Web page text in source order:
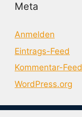
Meta
Anmelden
Eintrags-Feed
Kommentar-Feed
WordPress.org